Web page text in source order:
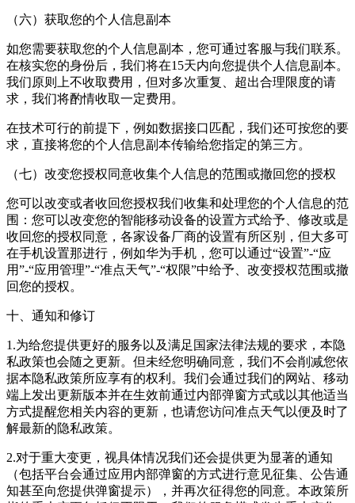
（六）获取您的个人信息副本
如您需要获取您的个人信息副本，您可通过客服与我们联系。
在核实您的身份后，我们将在15天内向您提供个人信息副本。
我们原则上不收取费用，但对多次重复、超出合理限度的请
求，我们将酌情收取一定费用。
在技术可行的前提下，例如数据接口匹配，我们还可按您的要
求，直接将您的个人信息副本传输给您指定的第三方。
（七）改变您授权同意收集个人信息的范围或撤回您的授权
您可以改变或者收回您授权我们收集和处理您的个人信息的范
围：您可以改变您的智能移动设备的设置方式给予、修改或是
收回您的授权同意，各家设备厂商的设置有所区别，但大多可
在手机设置那进行，例如华为手机，您可以通过“设置”-“应
用”-“应用管理”-“准点天气”-“权限”中给予、改变授权范围或撤
回您的授权。
十、通知和修订
1.为给您提供更好的服务以及满足国家法律法规的要求，本隐
私政策也会随之更新。但未经您明确同意，我们不会削减您依
据本隐私政策所应享有的权利。我们会通过我们的网站、移动
端上发出更新版本并在生效前通过内部弹窗方式或以其他适当
方式提醒您相关内容的更新，也请您访问准点天气以便及时了
解最新的隐私政策。
2.对于重大变更，视具体情况我们还会提供更为显著的通知
（包括平台会通过应用内部弹窗的方式进行意见征集、公告通
知甚至向您提供弹窗提示），并再次征得您的同意。本政策所